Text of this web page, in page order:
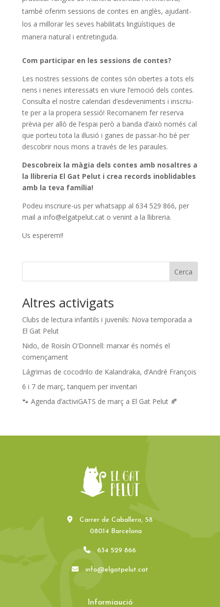
també oferim sessions de contes en anglès, ajudant-
los a millorar les seves habilitats lingüístiques de
manera natural i entretinguda.
Com participar en les sessions de contes?
Les nostres sessions de contes són obertes a tots els
nens i nenes interessats en viure l’emoció dels contes.
Consulta el nostre calendari d’esdeveniments i inscriu-
te per a la propera sessió! Recomanem fer reserva
prèvia per allò de l’espai però a banda d’això només cal
que porteu tota la il·lusió i ganes de passar-ho bé per
descobrir nous mons a través de les paraules.
Descobreix la màgia dels contes amb nosaltres a
la llibreria El Gat Pelut i crea records inoblidables
amb la teva família!
Podeu inscriure-us per whatsapp al 634 529 866, per
mail a info@elgatpelut.cat o venint a la llibreria.
Us esperem!!
Cerca
Altres activigats
Clubs de lectura infantils i juvenils: Nova temporada a
El Gat Pelut
Nido, de Roisín O’Donnell: marxar és només el
començament
Lágrimas de cocodrilo de Kalandraka, d’André François
6 i 7 de març, tanquem per inventari
🐾 Agenda d’activiGATS de març a El Gat Pelut 🍂
Carrer de Caballero, 58
08014 Barcelona
634 529 866
info@elgatpelut.cat
Informiaució